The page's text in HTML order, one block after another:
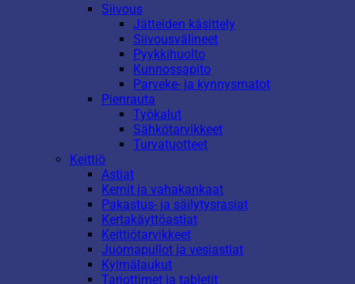
Siivous
Jätteiden käsittely
Siivousvälineet
Pyykkihuolto
Kunnossapito
Parveke- ja kynnysmatot
Pienrauta
Työkalut
Sähkötarvikkeet
Turvatuotteet
Keittiö
Astiat
Kernit ja vahakankaat
Pakastus- ja säilytysrasiat
Kertakäyttöastiat
Keittiötarvikkeet
Juomapullot ja vesiastiat
Kylmälaukut
Tarjottimet ja tabletit